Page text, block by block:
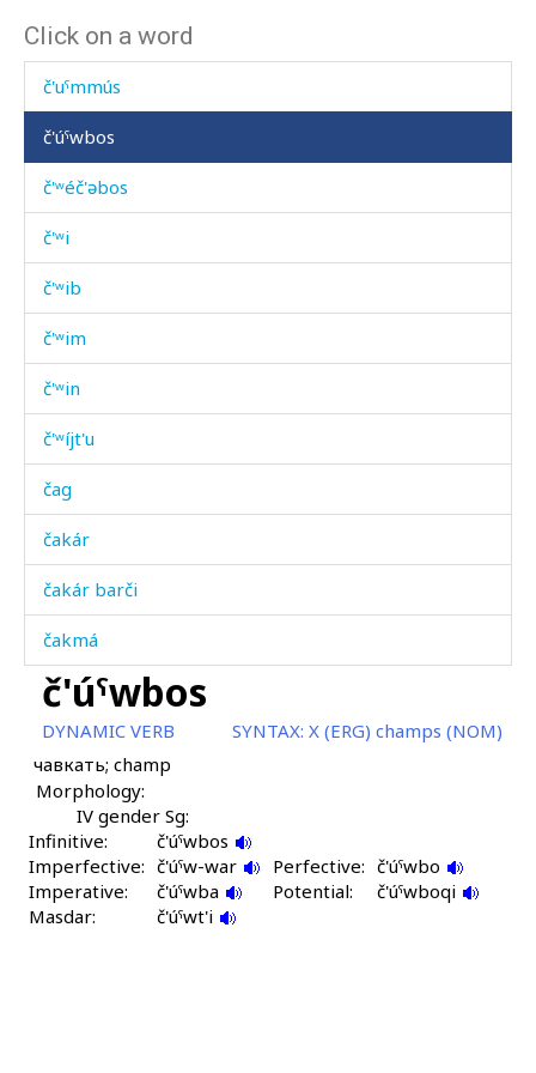
Click on a word
č'uˤhdu
č'uˤmmús
č'úˤwbos
č'ʷéč'əbos
č'ʷi
č'ʷib
č'ʷim
č'ʷin
č'ʷíjt'u
čag
čakár
čakár barči
čakmá
čaláʁaj
čallákdut
čalúχdur
čamá
čamásdag
č'úˤwbos
DYNAMIC VERB SYNTAX: X (ERG) champs (NOM)
чавкать; champ
Morphology:
IV gender Sg:
Infinitive:
č'úˤwbos
Imperfective: č'úˤw-war Perfective: č'úˤwbo
Imperative:
č'úˤwba Potential:
č'úˤwboqi
Masdar:
č'úˤwt'i